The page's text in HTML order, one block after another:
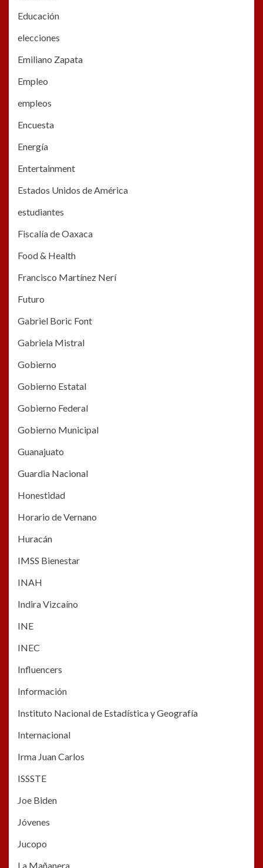
Educación
elecciones
Emiliano Zapata
Empleo
empleos
Encuesta
Energía
Entertainment
Estados Unidos de América
estudiantes
Fiscalía de Oaxaca
Food & Health
Francisco Martínez Nerí
Futuro
Gabriel Boric Font
Gabriela Mistral
Gobierno
Gobierno Estatal
Gobierno Federal
Gobierno Municipal
Guanajuato
Guardia Nacional
Honestidad
Horario de Vernano
Huracán
IMSS Bienestar
INAH
Indira Vizcaíno
INE
INEC
Influencers
Información
Instituto Nacional de Estadística y Geografía
Internacional
Irma Juan Carlos
ISSSTE
Joe Biden
Jóvenes
Jucopo
La Mañanera